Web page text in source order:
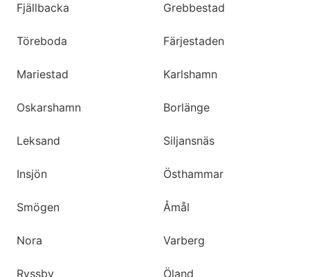
Fjällbacka Grebbestad
Töreboda Färjestaden
Mariestad Karlshamn
Oskarshamn Borlänge
Leksand Siljansnäs
Insjön Östhammar
Smögen Åmål
Nora Varberg
Ryssby Öland